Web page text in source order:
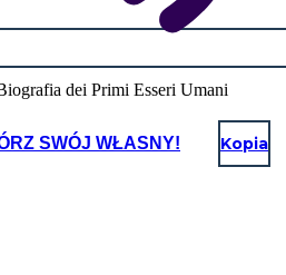
SWÓJ WŁASNY! Kopia